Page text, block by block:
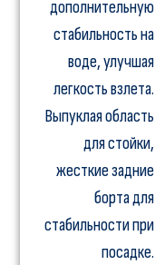
дополнительную
стабильность на
воде, улучшая
легкость взлета.
Выпуклая область
для стойки,
жесткие задние
борта для
стабильности при
посадке.